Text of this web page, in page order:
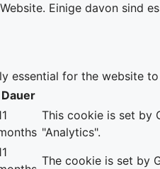
Einige davon sind
essential for the website
Dauer
This cookie is set by
"Analytics".
The cookie is set by